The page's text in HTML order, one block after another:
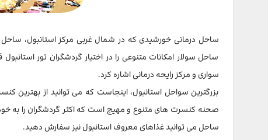
ساحل درمانی خورشیدی که در شمال غربی مرکز استانبول،
ساحل سولار امکانات متنوعی را در اختیار گردشگران تور
سواری و مرکز رایحه درمانی اشاره کرد.
بزرگترین سواحل استانبول، اینجاست که می توانید از
صحنه کنسرت های متنوع و مهیج است که اکثر گردشگران را به
ساحل می توانید غذاهای معروف استانبول نیز سفارش دهید.